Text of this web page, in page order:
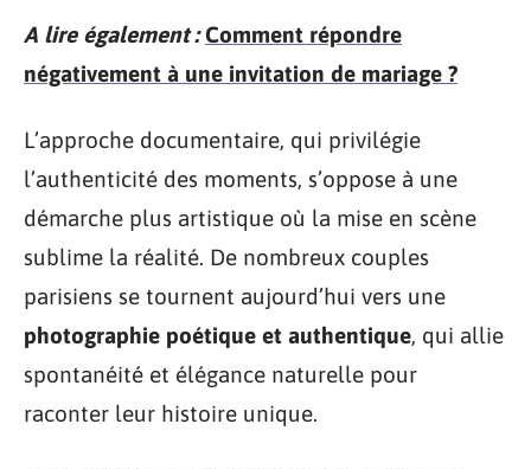
A lire également : Comment répondre
négativement à une invitation de mariage ?
L’approche documentaire, qui privilégie
l’authenticité des moments, s’oppose à une
démarche plus artistique où la mise en scène
sublime la réalité. De nombreux couples
parisiens se tournent aujourd’hui vers une
photographie poétique et authentique, qui allie
spontanéité et élégance naturelle pour
raconter leur histoire unique.